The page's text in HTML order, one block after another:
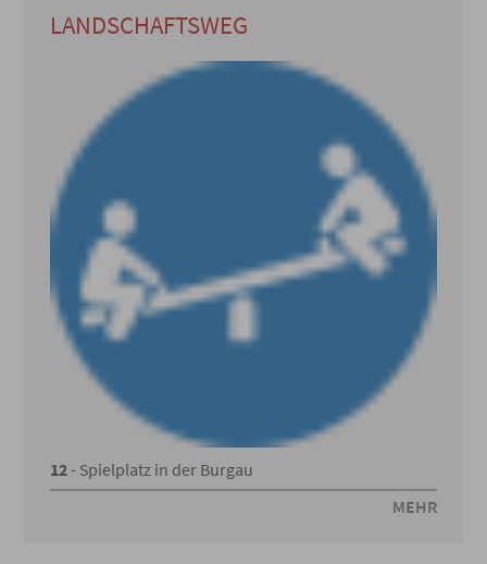
LANDSCHAFTSWEG
12- Spielplatz in der Burgau
MEHR